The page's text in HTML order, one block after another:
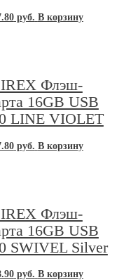
руб. В корзину
Флэш-
16GB USB
LINE VIOLET
руб. В корзину
Флэш-
16GB USB
SWIVEL Silver
руб. В корзину